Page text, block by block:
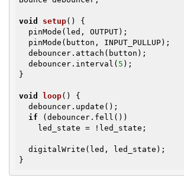
void setup()
{
  debouncer.interval(
5 );
}
void loop()
{
if (debouncer.fell())
}